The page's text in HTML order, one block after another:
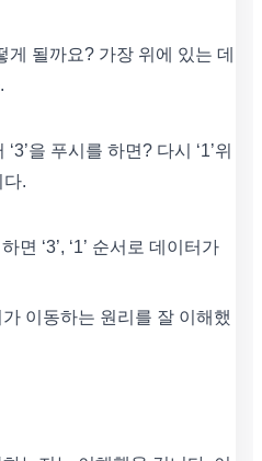
게 될까요? 가장 위에 있는 데
을 푸시를 하면? 다시 ‘1’위
다.
면 ‘3’, ‘1’ 순서로 데이터가
이동하는 원리를 잘 이해했